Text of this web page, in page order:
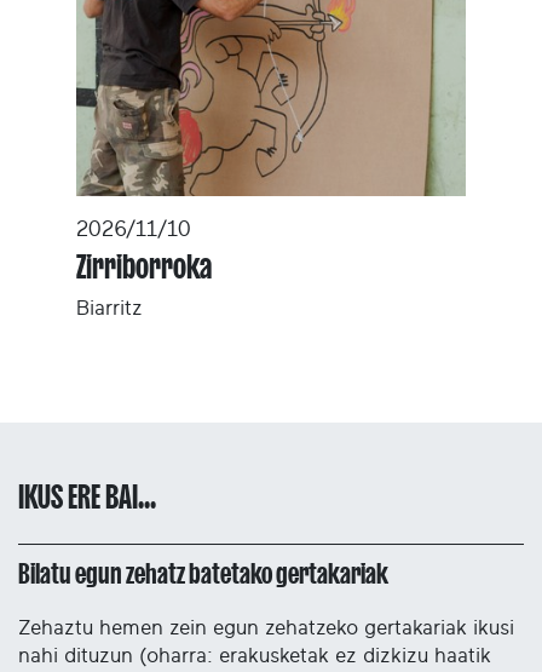
2026/11/10
Zirriborroka
Biarritz
IKUS ERE BAI...
Bilatu egun zehatz batetako gertakariak
Zehaztu hemen zein egun zehatzeko gertakariak ikusi
nahi dituzun (oharra: erakusketak ez dizkizu haatik